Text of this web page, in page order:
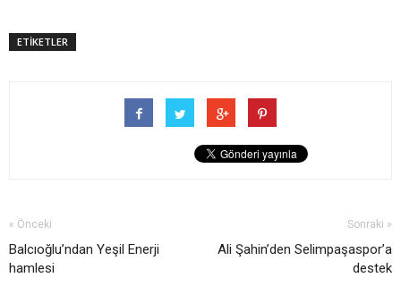
ETİKETLER
« Önceki
Balcıoğlu’ndan Yeşil Enerji
hamlesi
Sonraki »
Ali Şahin’den Selimpaşaspor’a
destek